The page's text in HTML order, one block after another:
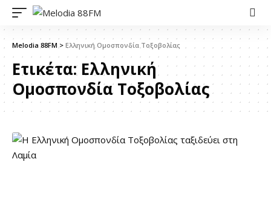
Melodia 88FM > Ελληνική Ομοσπονδία Τοξοβολίας
Ετικέτα: Ελληνική
Ομοσπονδία Τοξοβολίας